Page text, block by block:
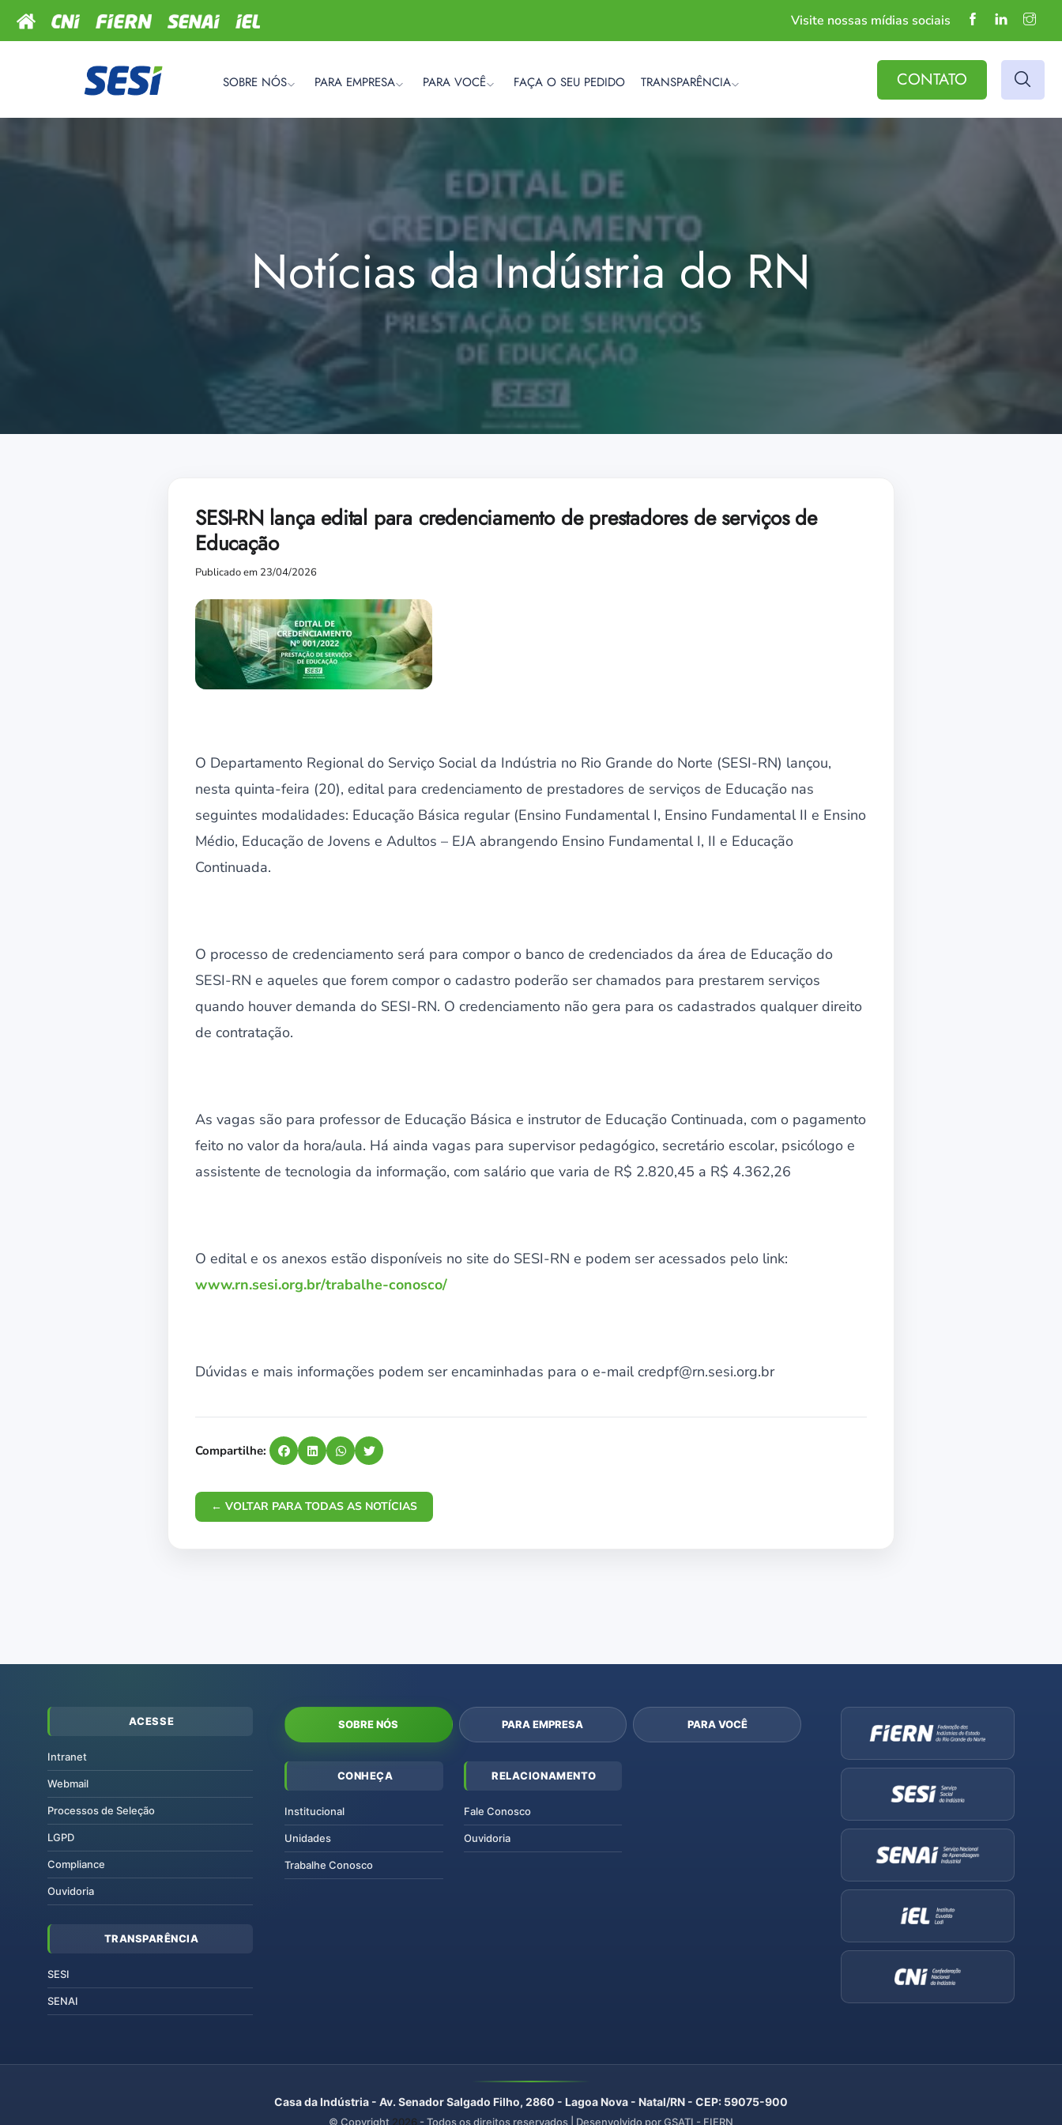
Visite nossas mídias sociais
SOBRE NÓS PARA EMPRESA PARA VOCÊ FAÇA O SEU PEDIDO TRANSPARÊNCIA CONTATO
Notícias da Indústria do RN
SESI-RN lança edital para credenciamento de prestadores de serviços de
Educação
Publicado em 23/04/2026
O Departamento Regional do Serviço Social da Indústria no Rio Grande do Norte (SESI-RN) lançou,
nesta quinta-feira (20), edital para credenciamento de prestadores de serviços de Educação nas
seguintes modalidades: Educação Básica regular (Ensino Fundamental I, Ensino Fundamental II e Ensino
Médio, Educação de Jovens e Adultos – EJA abrangendo Ensino Fundamental I, II e Educação
Continuada.
O processo de credenciamento será para compor o banco de credenciados da área de Educação do
SESI-RN e aqueles que forem compor o cadastro poderão ser chamados para prestarem serviços
quando houver demanda do SESI-RN. O credenciamento não gera para os cadastrados qualquer direito
de contratação.
As vagas são para professor de Educação Básica e instrutor de Educação Continuada, com o pagamento
feito no valor da hora/aula. Há ainda vagas para supervisor pedagógico, secretário escolar, psicólogo e
assistente de tecnologia da informação, com salário que varia de R$ 2.820,45 a R$ 4.362,26
O edital e os anexos estão disponíveis no site do SESI-RN e podem ser acessados pelo link:
www.rn.sesi.org.br/trabalhe-conosco/
Dúvidas e mais informações podem ser encaminhadas para o e-mail credpf@rn.sesi.org.br
Compartilhe:
← VOLTAR PARA TODAS AS NOTÍCIAS
ACESSE
Intranet
Webmail
Processos de Seleção
LGPD
Compliance
Ouvidoria
TRANSPARÊNCIA
SESI
SENAI
SOBRE NÓS PARA EMPRESA PARA VOCÊ
CONHEÇA
Institucional
Unidades
Trabalhe Conosco
RELACIONAMENTO
Fale Conosco
Ouvidoria
Casa da Indústria - Av. Senador Salgado Filho, 2860 - Lagoa Nova - Natal/RN - CEP: 59075-900
© Copyright 2026 - Todos os direitos reservados | Desenvolvido por GSATI - FIERN